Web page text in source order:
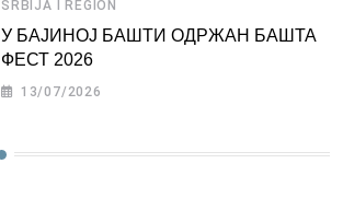
SRBIJA I REGION
У БАЈИНОЈ БАШТИ ОДРЖАН БАШТА
ФЕСТ 2026
13/07/2026